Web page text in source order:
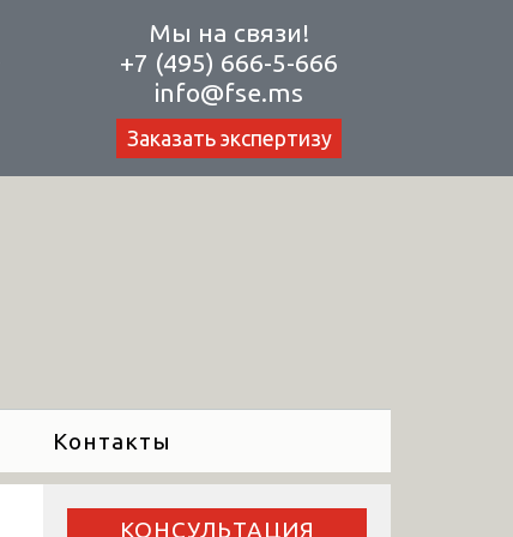
Мы на связи!
+7 (495) 666-5-666
info@fse.ms
Заказать экспертизу
Контакты
КОНСУЛЬТАЦИЯ